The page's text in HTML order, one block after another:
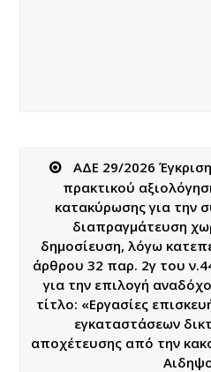
ΑΔΕ 29/2026
πρακτικού
κατακύρωσης για την
διαπραγμάτευση
δημοσίευση, λόγω
άρθρου 32 παρ. 2γ του
για την επιλογή
τίτλο: «Εργασίες
εγκαταστάσεων
αποχέτευσης από την